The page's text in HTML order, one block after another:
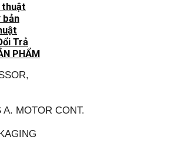
thuật
bản
Trả
PHẨM
A. MOTOR CONT.